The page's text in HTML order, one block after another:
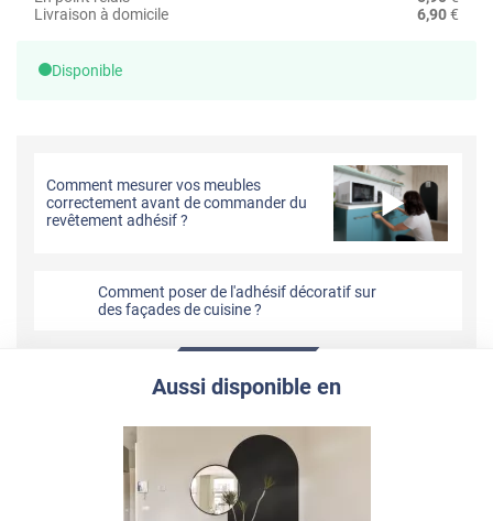
Livraison à domicile
6,90€
Disponible
Comment mesurer vos meubles
correctement avant de commander du
revêtement adhésif ?
Comment poser de l'adhésif décoratif sur
des façades de cuisine ?
Aussi disponible en